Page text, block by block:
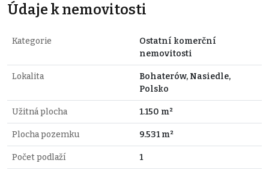
Údaje k nemovitosti
Kategorie
Ostatní komerční
nemovitosti
Lokalita
Bohaterów, Nasiedle,
Polsko
Užitná plocha 1.150 m²
Plocha pozemku 9.531 m²
Počet podlaží 1